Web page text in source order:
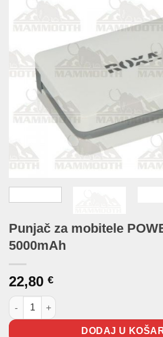
Punjač za mobitele
5000mAh
22,80 €
Punjač za mobitele POWERBANK
DODAJ U